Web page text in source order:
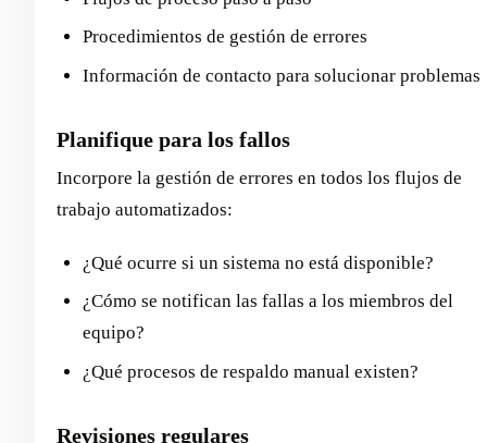
Procedimientos de gestión de errores
Información de contacto para solucionar problemas
Planifique para los fallos
Incorpore la gestión de errores en todos los flujos de
trabajo automatizados:
¿Qué ocurre si un sistema no está disponible?
¿Cómo se notifican las fallas a los miembros del
equipo?
¿Qué procesos de respaldo manual existen?
Revisiones regulares